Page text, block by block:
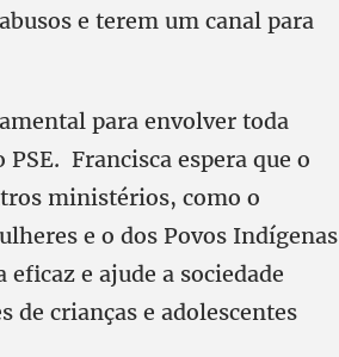
e terem um canal para
para envolver toda
Francisca espera que o
ministérios, como o
e o dos Povos Indígenas
eficaz e ajude a sociedade
de crianças e adolescentes